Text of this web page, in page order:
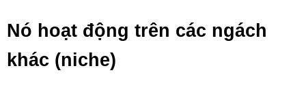
Nó hoạt động trên các ngách
khác (niche)